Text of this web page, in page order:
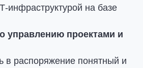
на базе
управлению проектами и
в распоряжение понятный и